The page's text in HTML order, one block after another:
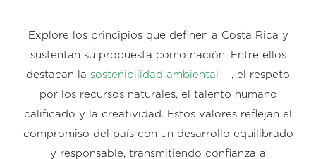
Explore los principios que definen a Costa Rica y
sustentan su propuesta como nación. Entre ellos
destacan la sostenibilidad ambiental
– , el respeto
por los recursos naturales, el talento humano
calificado y la creatividad. Estos valores reflejan el
compromiso del país con un desarrollo equilibrado
y responsable, transmitiendo confianza a